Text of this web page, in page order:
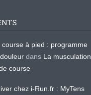
à pied : programme
dans La musculation
course
chez i-Run.fr : MyTens